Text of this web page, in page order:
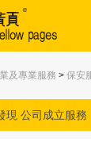
及專業服務 > 保安
現 公司成立服務